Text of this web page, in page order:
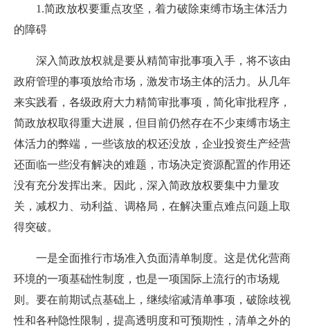
1.简政放权要重点攻坚，着力破除束缚市场主体活力
的障碍
深入简政放权就是要从精简审批事项入手，将不该由
政府管理的事项放给市场，激发市场主体的活力。从几年
来实践看，各级政府大力精简审批事项，简化审批程序，
简政放权取得重大进展，但目前仍然存在不少束缚市场主
体活力的弊端，一些该放的权还没放，企业投资生产经营
还面临一些没有解决的难题，市场决定资源配置的作用还
没有充分发挥出来。因此，深入简政放权要集中力量攻
关，减权力、动利益、调格局，在解决重点难点问题上取
得突破。
一是全面推行市场准入负面清单制度。这是优化营商
环境的一项基础性制度，也是一项国际上流行的市场规
则。要在前期试点基础上，继续缩减清单事项，破除歧视
性和各种隐性限制，提高透明度和可预期性，清单之外的